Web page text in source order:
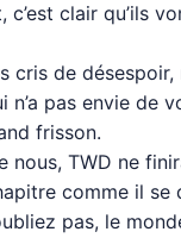
c’est clair
de
pas envie
frisson.
TWD ne
comme il
pas, le